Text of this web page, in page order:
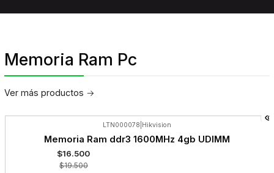
Memoria Ram Pc
Ver más productos
LTN000078 Hikvision
Memoria Ram ddr3 1600MHz 4gb UDIMM
$16.500
$19.500